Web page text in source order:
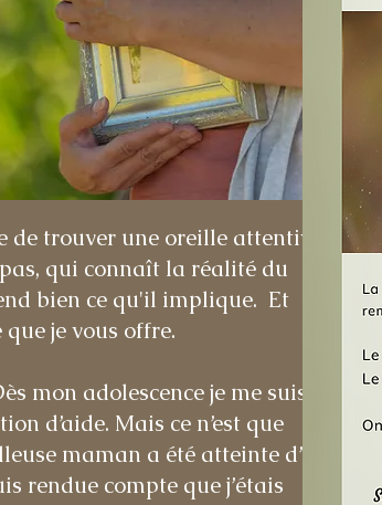
de trouver une oreille attentive
qui connaît la réalité du
bien ce qu'il implique. Et
je vous offre.
mon adolescence je me suis
d’aide. Mais ce n’est que
maman a été atteinte d’un
rendue compte que j’étais